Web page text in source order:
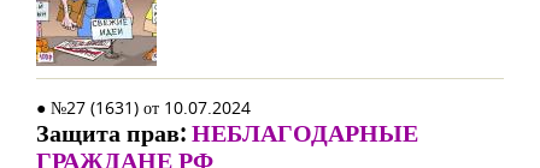
● №27 (1631) от 10.07.2024
Защита прав:НЕБЛАГОДАРНЫЕ
ГРАЖДАНЕ РФ